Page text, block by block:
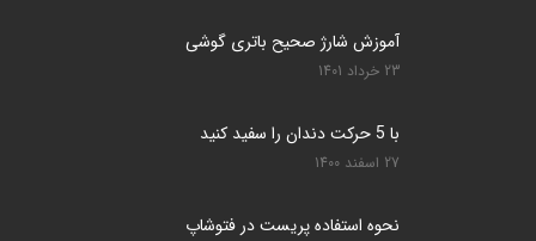
آموزش شارژ صحیح باتری گوشی
23 خرداد 1401
با 5 حرکت دندان را سفید کنید
27 اسفند 1400
نحوه استفاده پریست در فتوشاپ